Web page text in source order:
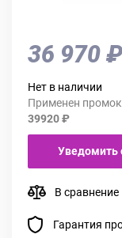
36 970 ₽
Нет в наличии
Применен
39920 ₽
Уведомить
В сравнение
Гарантия